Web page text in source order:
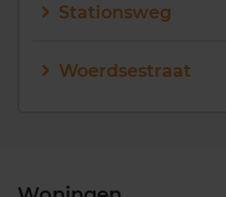
Stationsweg
Woerdsestraat